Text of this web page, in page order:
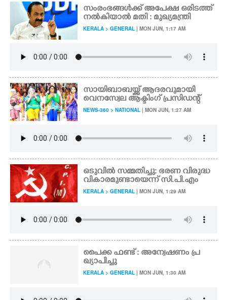
സംരംഭങ്ങൾക്ക് അപേക്ഷ ഒരിടത്ത്
നൽകിയാൽ മതി : മുഖ്യമന്ത്രി
KERALA > GENERAL | MON JUN, 1:17 AM
സായിബാബയ്ക്ക് ആദരവുമായി
വെനസ്വേല ആക്ടിംഗ് പ്രസിഡന്റ്
NEWS-360 > NATIONAL | MON JUN, 1:27 AM
ഒടുവിൽ സമ്മതിച്ചു: ഭരണ വിരുദ്ധ
വികാരമുണ്ടായെന്ന് സി.പി.എം
KERALA > GENERAL | MON JUN, 1:29 AM
പൈക്ക ഫണ്ട് : അന്വേഷണം പ്ര
ഖ്യാപിച്ചു
KERALA > GENERAL | MON JUN, 1:30 AM